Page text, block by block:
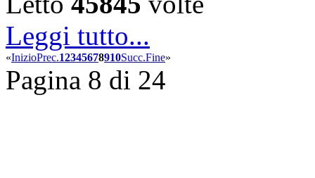
Leggi tutto...
«InizioPrec.12345678910Succ.Fine»
Pagina 8 di 24